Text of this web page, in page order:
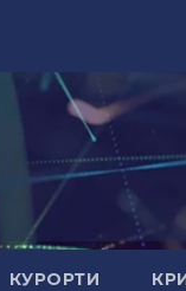
КУРОРТИ